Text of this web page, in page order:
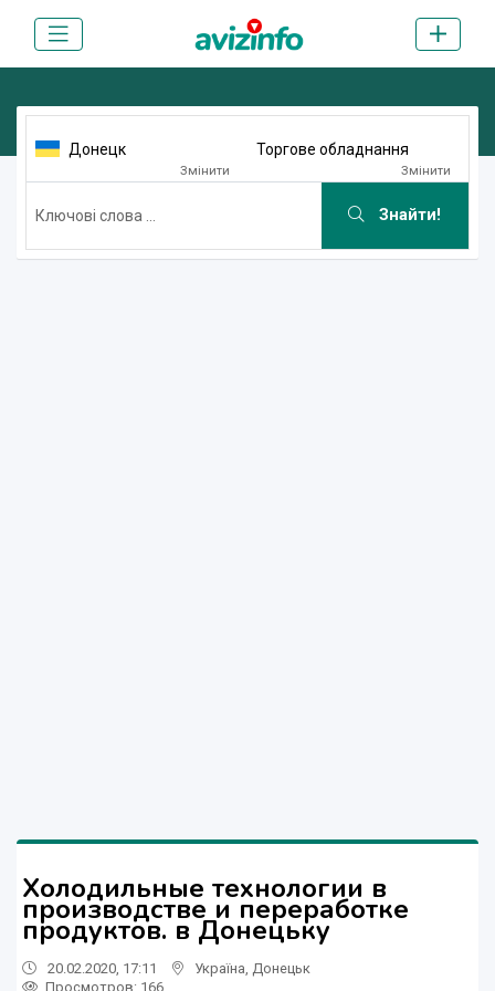
Донецк
Змінити
Торгове обладнання
Змінити
Знайти!
Холодильные технологии в
производстве и переработке
продуктов. в Донецьку
20.02.2020, 17:11 Україна Донецьк
Просмотров: 166